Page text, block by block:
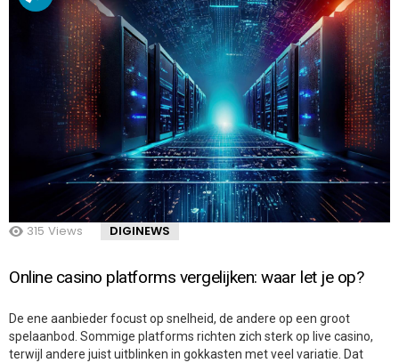
315 Views DIGINEWS
Online casino platforms vergelijken: waar let je op?
De ene aanbieder focust op snelheid, de andere op een groot
spelaanbod. Sommige platforms richten zich sterk op live casino,
terwijl andere juist uitblinken in gokkasten met veel variatie. Dat